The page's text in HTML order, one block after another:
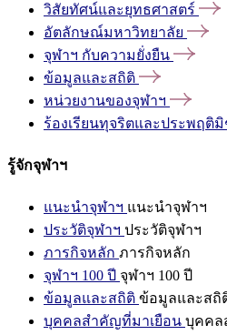
วิสัยทัศน์และยุทธศาสตร์
อัตลักษณ์มหาวิทยาลัย
จุฬาฯ กับความยั่งยืน
ข้อมูลและสถิติ
หน่วยงานของจุฬาฯ
ร้องเรียนทุจริตและประพฤติ
รู้จักจุฬาฯ
แนะนำจุฬาฯ แนะนำจุฬาฯ
ประวัติจุฬาฯ ประวัติจุฬาฯ
ภารกิจหลัก ภารกิจหลัก
จุฬาฯ 100 ปี จุฬาฯ 100 ปี
ข้อมูลและสถิติ ข้อมูลและสถิ
บุคคลสำคัญที่มาเยือน บุคคล